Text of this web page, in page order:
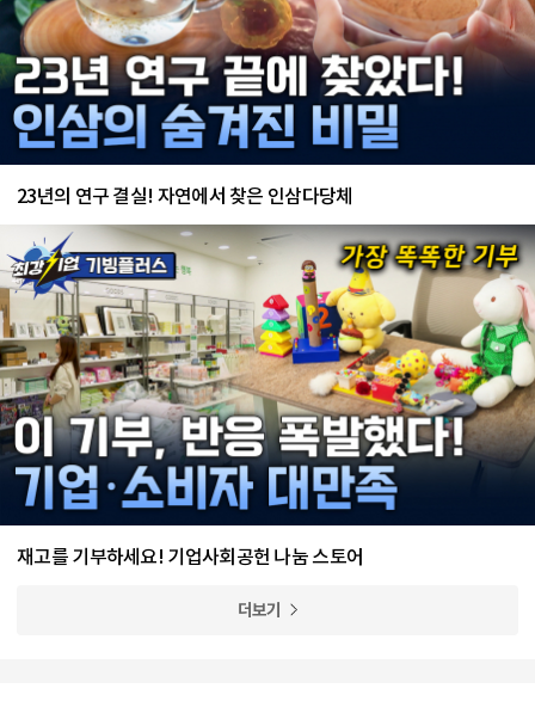
23년의 연구 결실! 자연에서 찾은 인삼다당체
재고를 기부하세요! 기업사회공헌 나눔 스토어
더보기